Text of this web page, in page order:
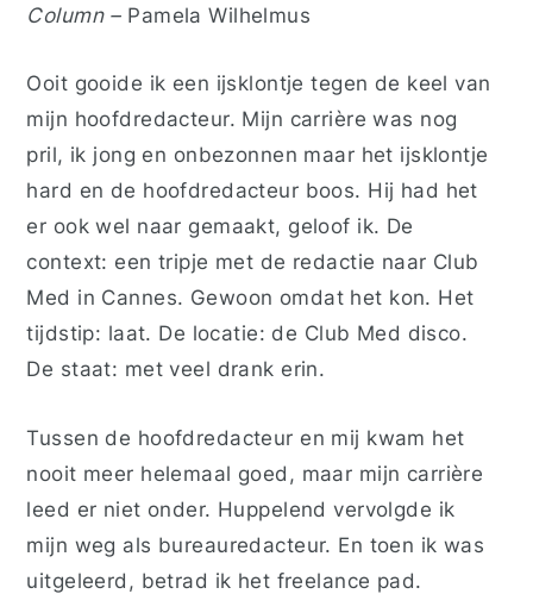
Column –Pamela Wilhelmus
Ooit gooide ik een ijsklontje tegen de keel van
mijn hoofdredacteur. Mijn carrière was nog
pril, ik jong en onbezonnen maar het ijsklontje
hard en de hoofdredacteur boos. Hij had het
er ook wel naar gemaakt, geloof ik. De
context: een tripje met de redactie naar Club
Med in Cannes. Gewoon omdat het kon. Het
tijdstip: laat. De locatie: de Club Med disco.
De staat: met veel drank erin.
Tussen de hoofdredacteur en mij kwam het
nooit meer helemaal goed, maar mijn carrière
leed er niet onder. Huppelend vervolgde ik
mijn weg als bureauredacteur. En toen ik was
uitgeleerd, betrad ik het freelance pad.